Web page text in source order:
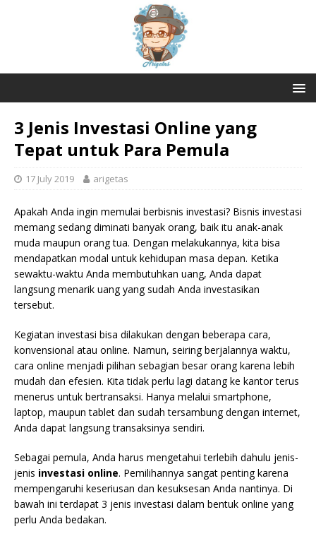
3 Jenis Investasi Online yang
Tepat untuk Para Pemula
17 July 2019 arigetas
Apakah Anda ingin memulai berbisnis investasi? Bisnis investasi
memang sedang diminati banyak orang, baik itu anak-anak
muda maupun orang tua. Dengan melakukannya, kita bisa
mendapatkan modal untuk kehidupan masa depan. Ketika
sewaktu-waktu Anda membutuhkan uang, Anda dapat
langsung menarik uang yang sudah Anda investasikan
tersebut.
Kegiatan investasi bisa dilakukan dengan beberapa cara,
konvensional atau online. Namun, seiring berjalannya waktu,
cara online menjadi pilihan sebagian besar orang karena lebih
mudah dan efesien. Kita tidak perlu lagi datang ke kantor terus
menerus untuk bertransaksi. Hanya melalui smartphone,
laptop, maupun tablet dan sudah tersambung dengan internet,
Anda dapat langsung transaksinya sendiri.
Sebagai pemula, Anda harus mengetahui terlebih dahulu jenis-
jenis investasi online. Pemilihannya sangat penting karena
mempengaruhi keseriusan dan kesuksesan Anda nantinya. Di
bawah ini terdapat 3 jenis investasi dalam bentuk online yang
perlu Anda bedakan.